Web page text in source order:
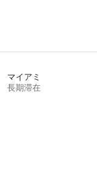
マイアミ
長期滞在